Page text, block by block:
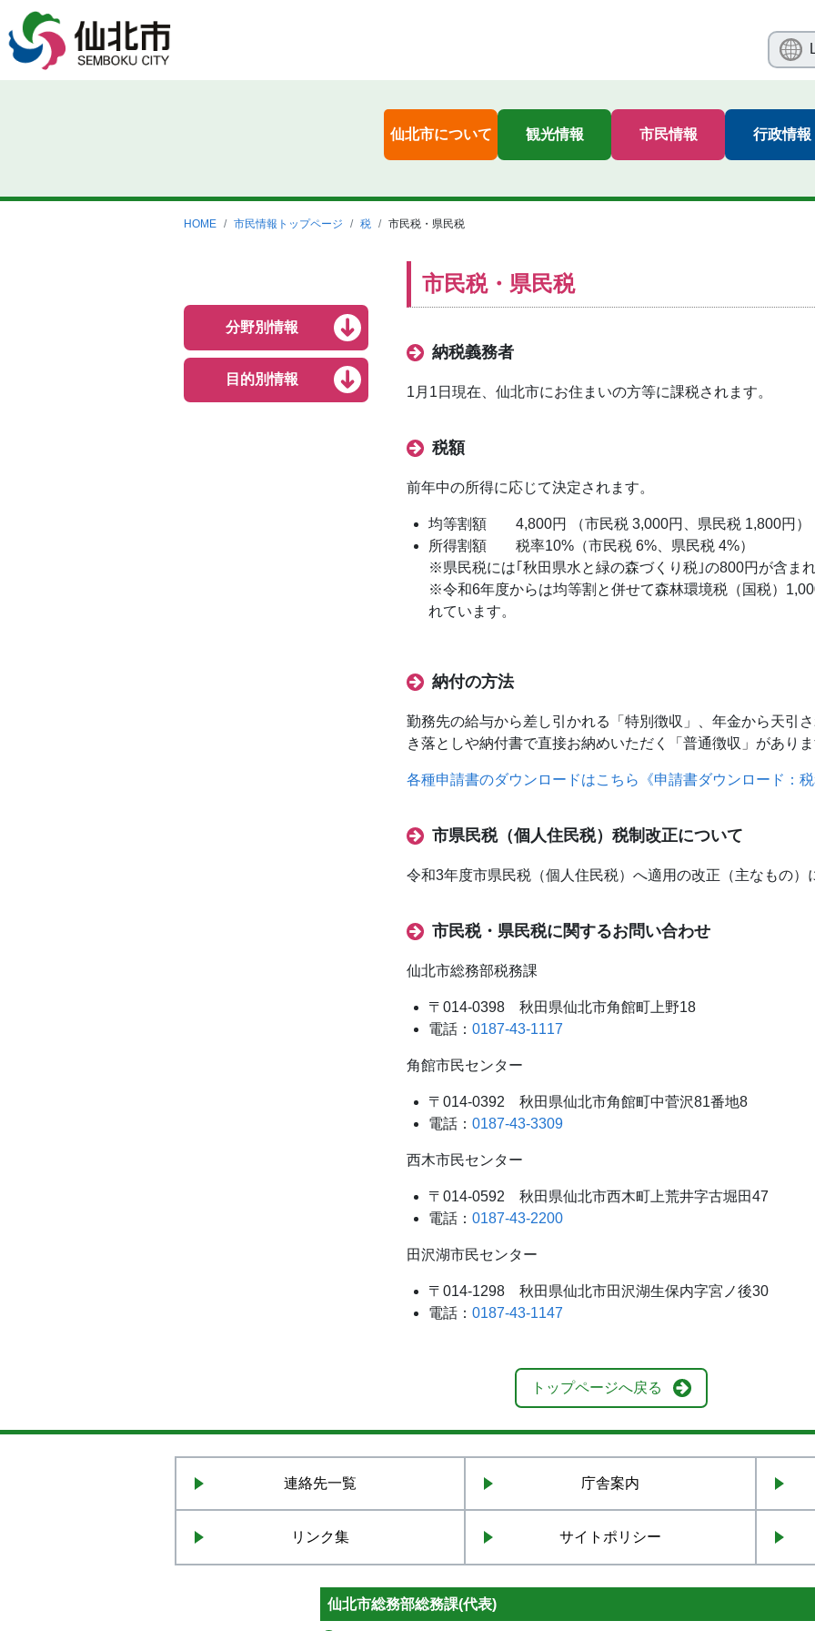
仙北市について 観光情報 市民情報 行政情報
HOME 市民情報トップページ 税 市民税・県民税
市民税・県民税
納税義務者
1月1日現在、仙北市にお住まいの方等に課税されます。
税額
前年中の所得に応じて決定されます。
均等割額 4,800円 （市民税 3,000円、県民税 1,800円）
所得割額 税率10%（市民税 6%、県民税 4%）
※県民税には｢秋田県水と緑の森づくり税｣の800円が含まれ
※令和6年度からは均等割と併せて森林環境税（国税）
れています。
納付の方法
勤務先の給与から差し引かれる「特別徴収」、年金から天引
き落としや納付書で直接お納めいただく「普通徴収」がありま
各種申請書のダウンロードはこちら《申請書ダウンロード：
市県民税（個人住民税）税制改正について
令和3年度市県民税（個人住民税）へ適用の改正（主なもの）
市民税・県民税に関するお問い合わせ
仙北市総務部税務課
〒014-0398 秋田県仙北市角館町上野18
電話： 0187-43-1117
角館市民センター
〒014-0392 秋田県仙北市角館町中菅沢81番地8
電話： 0187-43-3309
西木市民センター
〒014-0592 秋田県仙北市西木町上荒井字古堀田47
電話： 0187-43-2200
田沢湖市民センター
〒014-1298 秋田県仙北市田沢湖生保内字宮ノ後30
電話： 0187-43-1147
分野別情報
目的別情報
トップページへ戻る
連絡先一覧 庁舎案内
リンク集 サイトポリシー
仙北市総務部総務課(代表)